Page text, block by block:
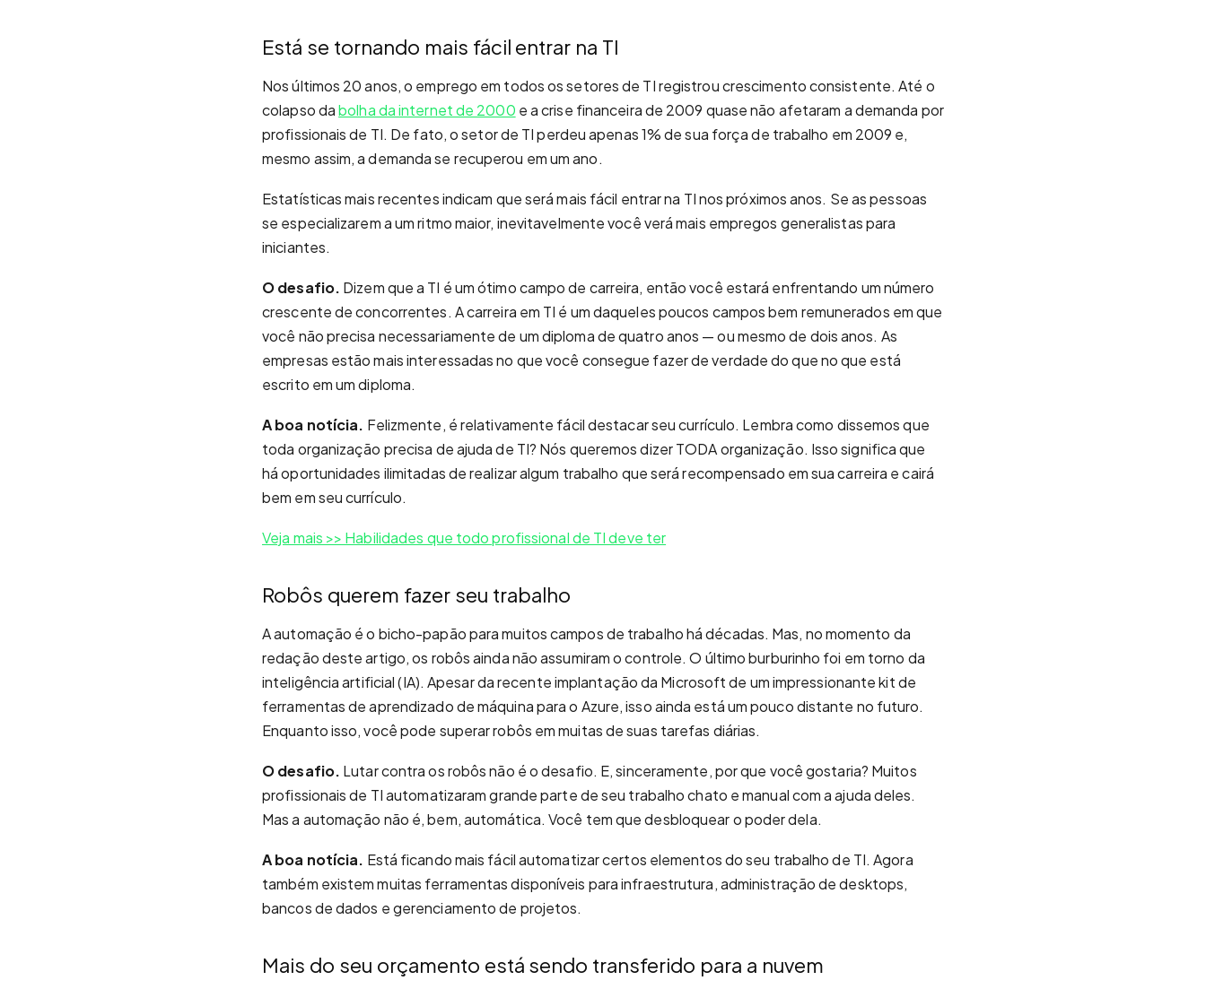
Está se tornando mais fácil entrar na TI
Nos últimos 20 anos, o emprego em todos os setores de TI registrou crescimento consistente. Até o
colapso dabolha da internet de 2000 e a crise financeira de 2009 quase não afetaram a demanda por
profissionais de TI. De fato, o setor de TI perdeu apenas 1% de sua força de trabalho em 2009 e,
mesmo assim, a demanda se recuperou em um ano.
Estatísticas mais recentes indicam que será mais fácil entrar na TI nos próximos anos. Se as pessoas
se especializarem a um ritmo maior, inevitavelmente você verá mais empregos generalistas para
iniciantes.
O desafio. Dizem que a TI é um ótimo campo de carreira, então você estará enfrentando um número
crescente de concorrentes. A carreira em TI é um daqueles poucos campos bem remunerados em que
você não precisa necessariamente de um diploma de quatro anos — ou mesmo de dois anos. As
empresas estão mais interessadas no que você consegue fazer de verdade do que no que está
escrito em um diploma.
A boa notícia. Felizmente, é relativamente fácil destacar seu currículo. Lembra como dissemos que
toda organização precisa de ajuda de TI? Nós queremos dizer TODA organização. Isso significa que
há oportunidades ilimitadas de realizar algum trabalho que será recompensado em sua carreira e cairá
bem em seu currículo.
Veja mais >> Habilidades que todo profissional de TI deve ter
Robôs querem fazer seu trabalho
A automação é o bicho-papão para muitos campos de trabalho há décadas. Mas, no momento da
redação deste artigo, os robôs ainda não assumiram o controle. O último burburinho foi em torno da
inteligência artificial (IA). Apesar da recente implantação da Microsoft de um impressionante kit de
ferramentas de aprendizado de máquina para o Azure, isso ainda está um pouco distante no futuro.
Enquanto isso, você pode superar robôs em muitas de suas tarefas diárias.
O desafio. Lutar contra os robôs não é o desafio. E, sinceramente, por que você gostaria? Muitos
profissionais de TI automatizaram grande parte de seu trabalho chato e manual com a ajuda deles.
Mas a automação não é, bem, automática. Você tem que desbloquear o poder dela.
A boa notícia. Está ficando mais fácil automatizar certos elementos do seu trabalho de TI. Agora
também existem muitas ferramentas disponíveis para infraestrutura, administração de desktops,
bancos de dados e gerenciamento de projetos.
Mais do seu orçamento está sendo transferido para a nuvem